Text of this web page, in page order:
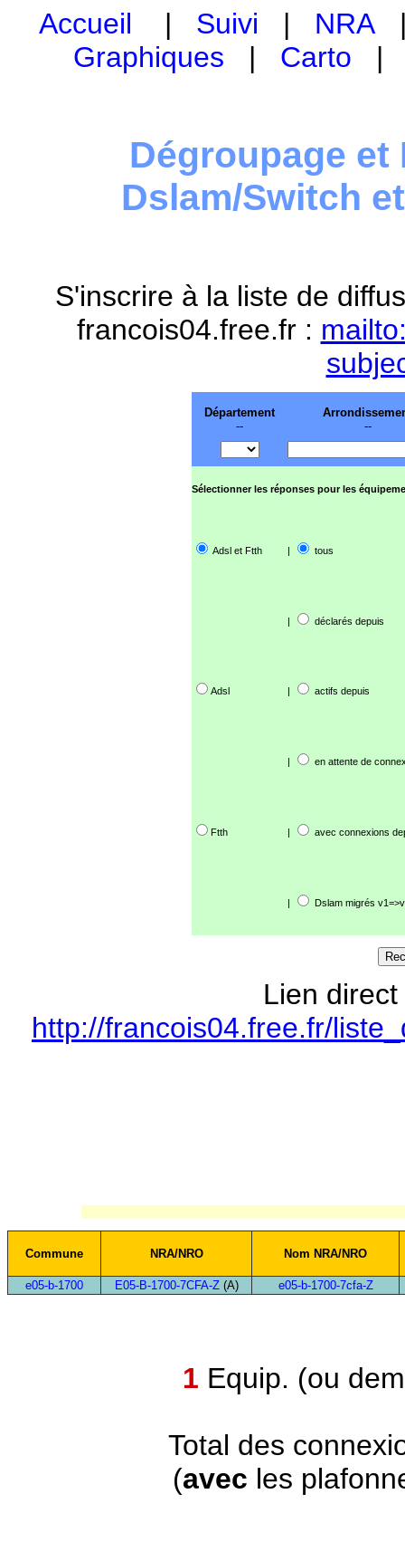
Accueil | Suivi | NRA
Graphiques | Carto
Dégroupage et
Dslam/Switch
S'inscrire à la liste de
francois04.free.fr :
Département
--
--
Sélectionner les réponses pour les
Adsl et Ftth | tous
| déclarés depuis
Adsl | actifs depuis
| en attente de
Ftth | avec connexions
| Dslam migrés
Lien
http://francois04.free.fr/
Commune NRA/NRO Nom NRA/NRO
e05-b-1700 E05-B-1700-7CFA-Z(A) e05-b-1700-7cfa-Z
1 Equip. (ou
Total des
(avec les